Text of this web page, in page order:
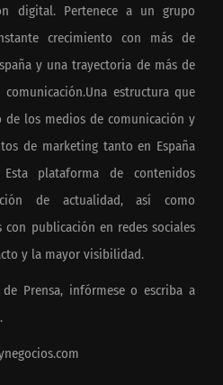
digital. Pertenece a un grupo
crecimiento con más de
y una trayectoria de más de
estructura que
los medios de comunicación y
de marketing tanto en España
plataforma de contenidos
de actualidad, así como
con publicación en redes sociales
y la mayor visibilidad.
Prensa, infórmese o escriba a